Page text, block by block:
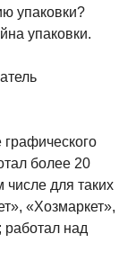
упаковки?
упаковки.
более 20
числе для таких
«Хозмаркет»,
над